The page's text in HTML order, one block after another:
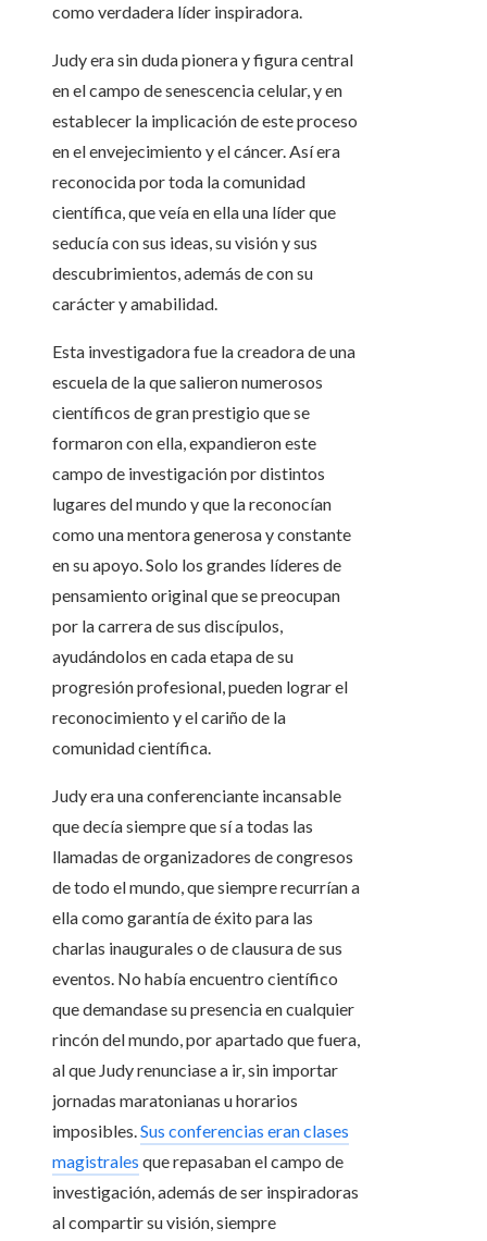
como verdadera líder inspiradora.
Judy era sin duda pionera y figura central
en el campo de senescencia celular, y en
establecer la implicación de este proceso
en el envejecimiento y el cáncer. Así era
reconocida por toda la comunidad
científica, que veía en ella una líder que
seducía con sus ideas, su visión y sus
descubrimientos, además de con su
carácter y amabilidad.
Esta investigadora fue la creadora de una
escuela de la que salieron numerosos
científicos de gran prestigio que se
formaron con ella, expandieron este
campo de investigación por distintos
lugares del mundo y que la reconocían
como una mentora generosa y constante
en su apoyo. Solo los grandes líderes de
pensamiento original que se preocupan
por la carrera de sus discípulos,
ayudándolos en cada etapa de su
progresión profesional, pueden lograr el
reconocimiento y el cariño de la
comunidad científica.
Judy era una conferenciante incansable
que decía siempre que sí a todas las
llamadas de organizadores de congresos
de todo el mundo, que siempre recurrían a
ella como garantía de éxito para las
charlas inaugurales o de clausura de sus
eventos. No había encuentro científico
que demandase su presencia en cualquier
rincón del mundo, por apartado que fuera,
al que Judy renunciase a ir, sin importar
jornadas maratonianas u horarios
imposibles.Sus conferencias eran clases
magistrales que repasaban el campo de
investigación, además de ser inspiradoras
al compartir su visión, siempre